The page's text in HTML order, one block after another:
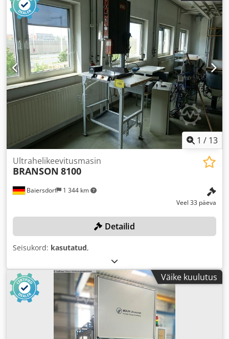
1 / 13
Baiersdorf 1 344 km
Ultrahelikeevitusmasin
BRANSON 8100
Veel 33 päeva
Detailid
Seisukord: kasutatud,
Väike kuulutus